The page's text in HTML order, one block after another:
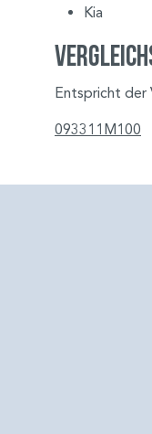
Kia
Entspricht der
093311M100